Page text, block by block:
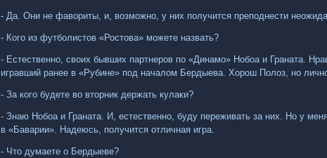
- Да. Они не фавориты, и, возможно, у них получится преподнести
- Кого из футболистов «Ростова» можете назвать?
- Естественно, своих бывших партнеров по «Динамо» Нобоа и Граната.
игравший ранее в «Рубине» под началом Бердыева. Хорош Полоз, но
- За кого будете во вторник держать кулаки?
- Знаю Нобоа и Граната. И, естественно, буду переживать за них. Но у
в «Баварии». Надеюсь, получится отличная игра.
- Что думаете о Бердыеве?